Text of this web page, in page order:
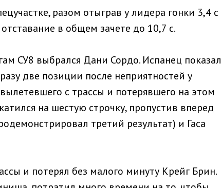
разом отыграв у лидера гонки 3,4 с
в общем зачете до 10,7 с.
СУ8 выбрался Дани Сордо. Испанец показал
две позиции после неприятностей у
с трассы и потерявшего на этом
на шестую строчку, пропустив вперед
третий результат) и Гаса
и потерял без малого минуту Крейг Брин.